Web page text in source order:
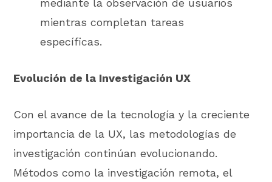
mientras completan tareas
específicas.
Evolución de la Investigación UX
Con el avance de la tecnología y la creciente
importancia de la UX, las metodologías de
investigación continúan evolucionando.
Métodos como la investigación remota, el